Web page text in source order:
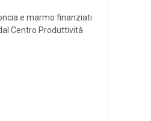
e marmo finanziati
Centro Produttività